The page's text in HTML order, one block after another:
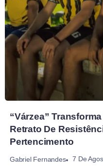
“Várzea”
Retrato De
Pertencimento
Gabriel Fernandes 7 De